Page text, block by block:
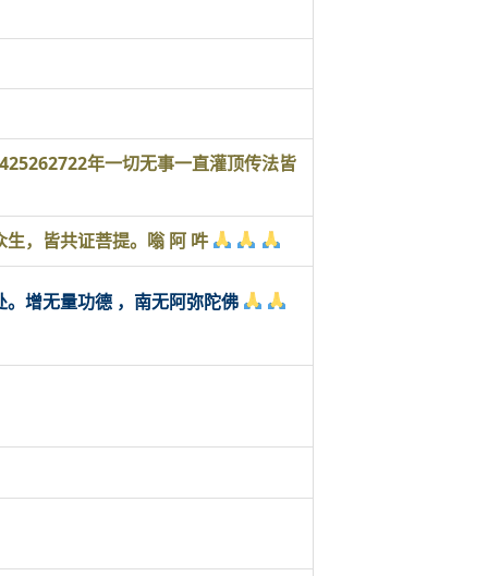
年一切无事一直灌顶传法皆
，皆共证菩提。嗡 阿 吽
增无量功德 ，南无阿弥陀佛